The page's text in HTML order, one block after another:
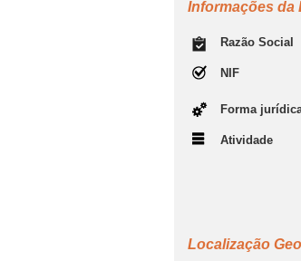
Informações da
Razão Social
NIF
Forma
Atividade
Localização